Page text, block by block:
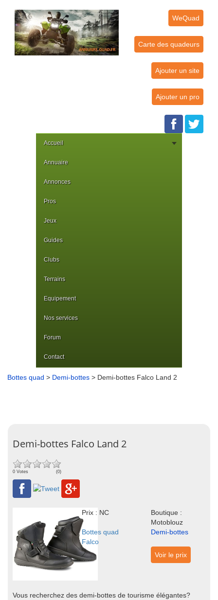
WeQuad
Carte des quadeurs
Ajouter un site
Ajouter un pro
Accueil
Annuaire
Annonces
Pros
Jeux
Guides
Clubs
Terrains
Equipement
Nos services
Forum
Contact
Bottes quad > Demi-bottes > Demi-bottes Falco Land 2
Demi-bottes Falco Land 2
0 Votes (0)
Prix : NC
Boutique :
Motoblouz
Bottes quad
Falco
Demi-bottes
Voir le prix
Vous recherchez des demi-bottes de tourisme élégantes?